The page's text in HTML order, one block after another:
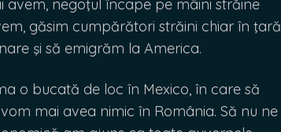
avem, negoţul încape pe mâini străine
găsim cumpărători străini chiar în ţară
şi să emigrăm la America.
o bucată de loc în Mexico, în care să
mai avea nimic în România. Să nu ne